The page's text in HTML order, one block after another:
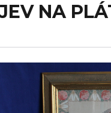
NA